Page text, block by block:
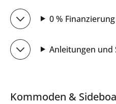
0 % Finanzierung
Anleitungen und
Kommoden &